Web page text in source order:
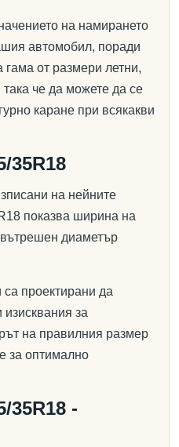
на намирането
автомобил, поради
от размери летни,
че да можете да се
каране при всякакви
35R18
на нейните
показва ширина на
диаметър
са проектирани да
за
на правилния размер
за оптимално
35R18 -